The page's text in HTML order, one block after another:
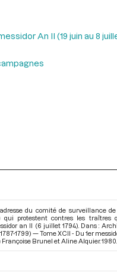
An II (19 juin au 8
du comité de surveillance
qui protestent contres les traîtres
an II (6 juillet 1794). Dans :
1799) — Tome XCII - Du 1er
Françoise Brunel et Aline Alquier. 1980.